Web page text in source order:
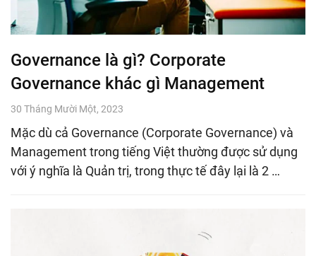
Governance là gì? Corporate
Governance khác gì Management
30 Tháng Mười Một, 2023
Mặc dù cả Governance (Corporate Governance) và
Management trong tiếng Việt thường được sử dụng
với ý nghĩa là Quản trị, trong thực tế đây lại là 2 …